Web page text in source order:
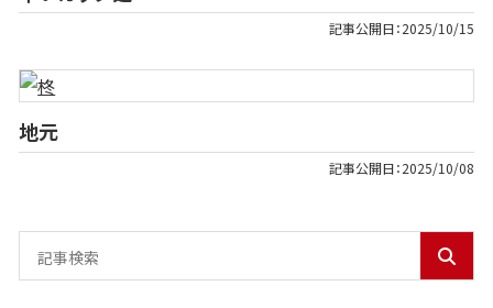
記事公開日：2025/10/15
地元
記事公開日：2025/10/08